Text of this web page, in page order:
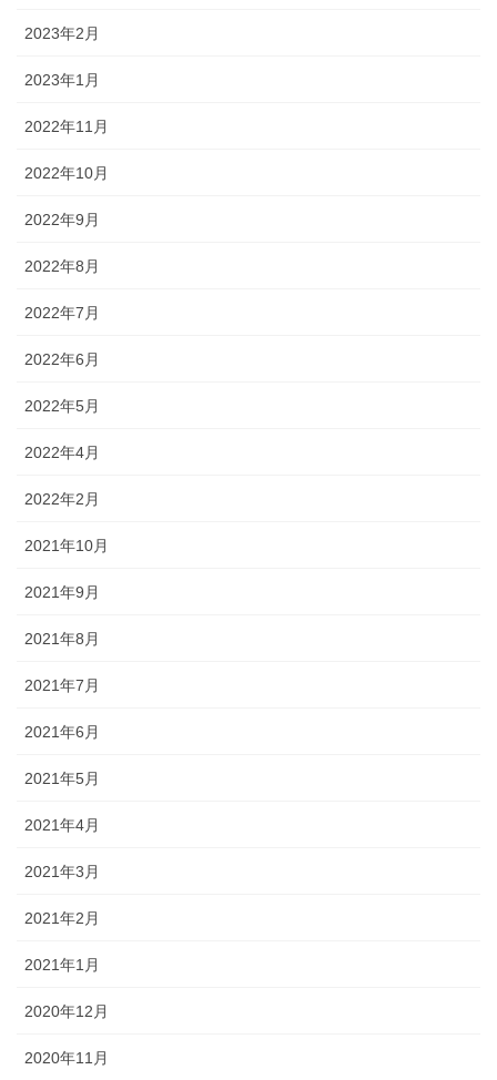
2023年2月
2023年1月
2022年11月
2022年10月
2022年9月
2022年8月
2022年7月
2022年6月
2022年5月
2022年4月
2022年2月
2021年10月
2021年9月
2021年8月
2021年7月
2021年6月
2021年5月
2021年4月
2021年3月
2021年2月
2021年1月
2020年12月
2020年11月